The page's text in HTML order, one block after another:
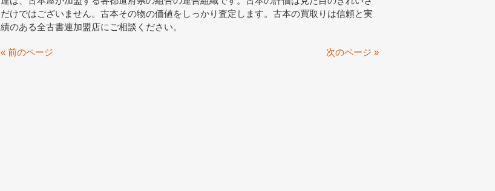
だけではございません。古本その物の価値をしっかり査定します。古本の買取りは信頼と実
績のある全古書連加盟店にご相談ください。
« 前のページ 次のページ »